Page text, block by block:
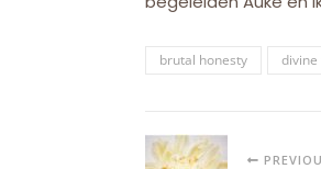
brutal honesty